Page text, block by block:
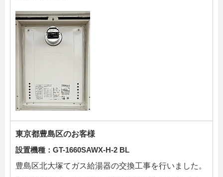
東京都豊島区のお客様
設置機種： GT-1660SAWX-H-2 BL
豊島区北大塚てガス給湯器の交換工事を行いました。